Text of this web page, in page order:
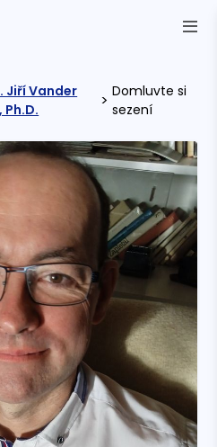
Jiří Vander
Ph.D.
> Domluvte si
sezení